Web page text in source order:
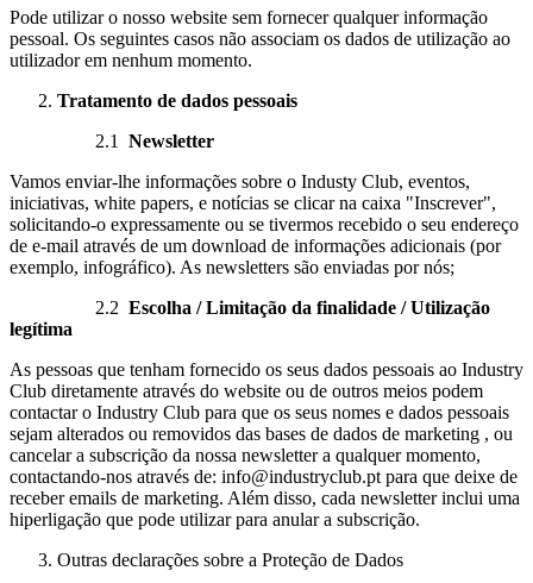
Pode utilizar o nosso website sem fornecer qualquer informação
pessoal. Os seguintes casos não associam os dados de utilização ao
utilizador em nenhum momento.
Tratamento de dados pessoais
2.1 Newsletter
Vamos enviar-lhe informações sobre o Industy Club, eventos,
iniciativas, white papers, e notícias se clicar na caixa "Inscrever",
solicitando-o expressamente ou se tivermos recebido o seu endereço
de e-mail através de um download de informações adicionais (por
exemplo, infográfico). As newsletters são enviadas por nós;
2.2 Escolha / Limitação da finalidade / Utilização
legítima
As pessoas que tenham fornecido os seus dados pessoais ao Industry
Club diretamente através do website ou de outros meios podem
contactar o Industry Club para que os seus nomes e dados pessoais
sejam alterados ou removidos das bases de dados de marketing , ou
cancelar a subscrição da nossa newsletter a qualquer momento,
contactando-nos através de: info@industryclub.pt para que deixe de
receber emails de marketing. Além disso, cada newsletter inclui uma
hiperligação que pode utilizar para anular a subscrição.
Outras declarações sobre a Proteção de Dados